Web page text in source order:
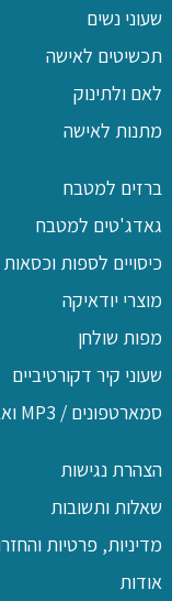
שעוני נשים
תכשיטים לאישה
לאם ולתינוק
מתנות לאישה
ברזים למטבח
גאדג'טים למטבח
כיסויים לספות וכסאות
מוצרי יודאיקה
מפות שולחן
שעוני קיר דקורטיביים
סמארטפונים / MP3 ואביזרים
הצהרת נגישות
שאלות ותשובות
מדיניות, פרטיות
אודות